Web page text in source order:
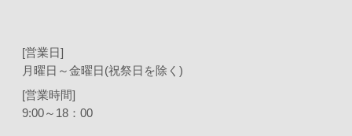
[営業日]
月曜日～金曜日(祝祭日を除く)
[営業時間]
9:00～18：00